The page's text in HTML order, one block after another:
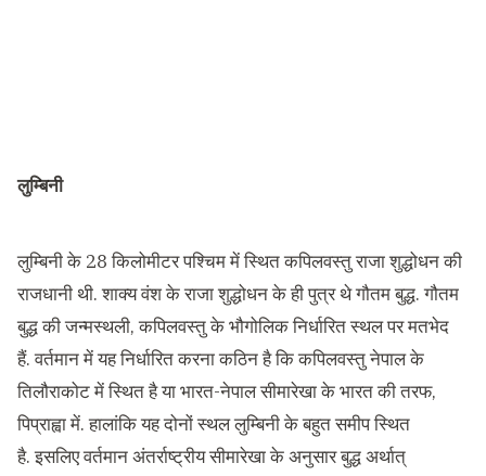
लुम्बिनी
लुम्बिनी के 28 किलोमीटर पश्चिम में स्थित कपिलवस्तु राजा शुद्धोधन की
राजधानी थी. शाक्य वंश के राजा शुद्धोधन के ही पुत्र थे गौतम बुद्ध. गौतम
बुद्ध की जन्मस्थली, कपिलवस्तु के भौगोलिक निर्धारित स्थल पर मतभेद
हैं. वर्तमान में यह निर्धारित करना कठिन है कि कपिलवस्तु नेपाल के
तिलौराकोट में स्थित है या भारत-नेपाल सीमारेखा के भारत की तरफ,
पिप्राह्वा में. हालांकि यह दोनों स्थल लुम्बिनी के बहुत समीप स्थित
है. इसलिए वर्तमान अंतर्राष्ट्रीय सीमारेखा के अनुसार बुद्ध अर्थात्